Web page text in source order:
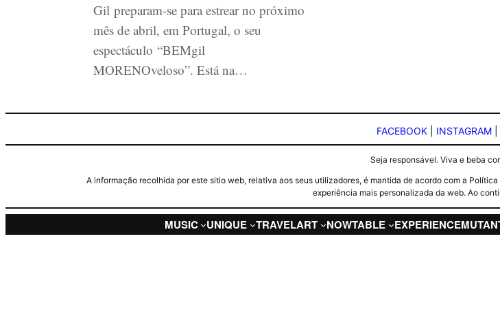
Gil preparam-se para estrear no próximo
mês de abril, em Portugal, o seu
espectáculo “BEMgil
MORENOveloso”. Está na…
FACEBOOK INSTAGRAM
Seja responsável. Viva e beba
A informação recolhida por este sitio web, relativa aos seus utilizadores, é mantida de acordo com a
experiência mais personalizada da web. Ao
MUSIC UNIQUE TRAVELART NOWTABLE EXPERIENCE